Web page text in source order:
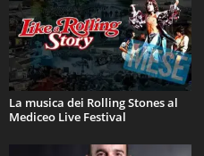
La musica dei Rolling Stones al
Mediceo Live Festival